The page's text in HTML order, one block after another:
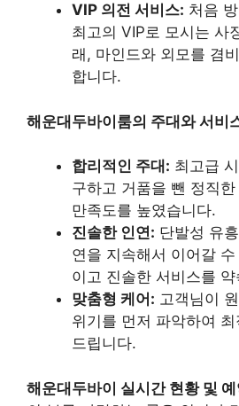
VIP 의전 서비스: 처음
최고의 VIP로 모시는 사
래, 마인드와 외모를 겸
합니다.
해운대두바이룸의 주대와 서비
합리적인 주대: 최고급
구하고 거품을 뺀 정직
만족도를 높였습니다.
진솔한 인연: 단발성 유
연을 지속해서 이어갈
이고 진솔한 서비스를
맞춤형 케어: 고객님이
위기를 먼저 파악하여
드립니다.
해운대두바이 실시간 현황 및 예